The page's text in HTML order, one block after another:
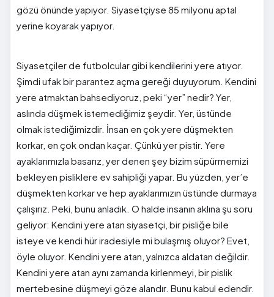
gözü önünde yapıyor. Siyasetçiyse 85 milyonu aptal
yerine koyarak yapıyor.
Siyasetçiler de futbolcular gibi kendilerini yere atıyor.
Şimdi ufak bir parantez açma gereği duyuyorum. Kendini
yere atmaktan bahsediyoruz, peki “yer” nedir? Yer,
aslında düşmek istemediğimiz şeydir. Yer, üstünde
olmak istediğimizdir. İnsan en çok yere düşmekten
korkar, en çok ondan kaçar. Çünkü yer pistir. Yere
ayaklarımızla basarız, yer denen şey bizim süpürmemizi
bekleyen pisliklere ev sahipliği yapar. Bu yüzden, yer’e
düşmekten korkar ve hep ayaklarımızın üstünde durmaya
çalışırız. Peki, bunu anladık. O halde insanın aklına şu soru
geliyor: Kendini yere atan siyasetçi, bir pisliğe bile
isteye ve kendi hür iradesiyle mi bulaşmış oluyor? Evet,
öyle oluyor. Kendini yere atan, yalnızca aldatan değildir.
Kendini yere atan aynı zamanda kirlenmeyi, bir pislik
mertebesine düşmeyi göze alandır. Bunu kabul edendir.